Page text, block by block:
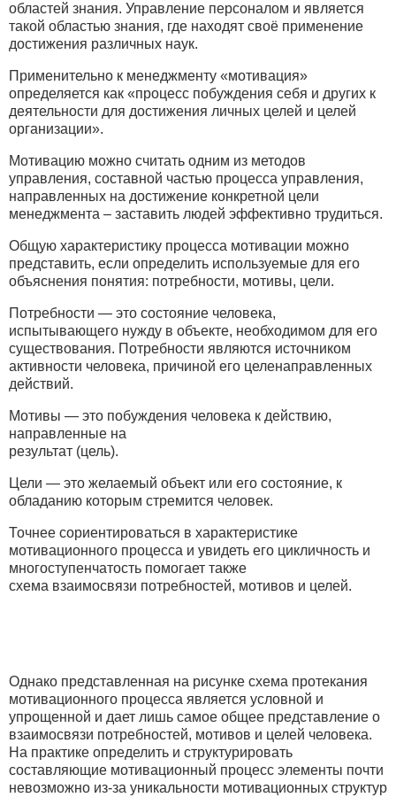
областей знания. Управление персоналом и является
такой областью знания, где находят своё применение
достижения различных наук.
Применительно к менеджменту «мотивация»
определяется как «процесс побуждения себя и других к
деятельности для достижения личных целей и целей
организации».
Мотивацию можно считать одним из методов
управления, составной частью процесса управления,
направленных на достижение конкретной цели
менеджмента – заставить людей эффективно трудиться.
Общую характеристику процесса мотивации можно
представить, если определить используемые для его
объяснения понятия: потребности, мотивы, цели.
Потребности — это состояние человека,
испытывающего нужду в объекте, необходимом для его
существования. Потребности являются источником
активности человека, причиной его целенаправленных
действий.
Мотивы — это побуждения человека к действию,
направленные на
результат (цель).
Цели — это желаемый объект или его состояние, к
обладанию которым стремится человек.
Точнее сориентироваться в характеристике
мотивационного процесса и увидеть его цикличность и
многоступенчатость помогает также
схема взаимосвязи потребностей, мотивов и целей.
Однако представленная на рисунке схема протекания
мотивационного процесса является условной и
упрощенной и дает лишь самое общее представление о
взаимосвязи потребностей, мотивов и целей человека.
На практике определить и структурировать
составляющие мотивационный процесс элементы почти
невозможно из-за уникальности мотивационных структур